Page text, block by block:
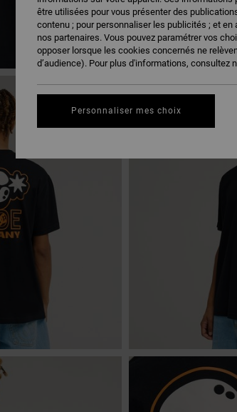
être utilisées pour vous présenter des
contenu ; pour personnaliser les publicités ; et
nos partenaires. Vous pouvez paramétrer vos
opposer lorsque les cookies concernés ne
d’audience). Pour plus d'informations, consultez
Personnaliser mes choix